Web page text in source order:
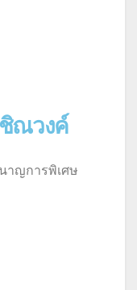
ณวงค์
าญการพิเศษ